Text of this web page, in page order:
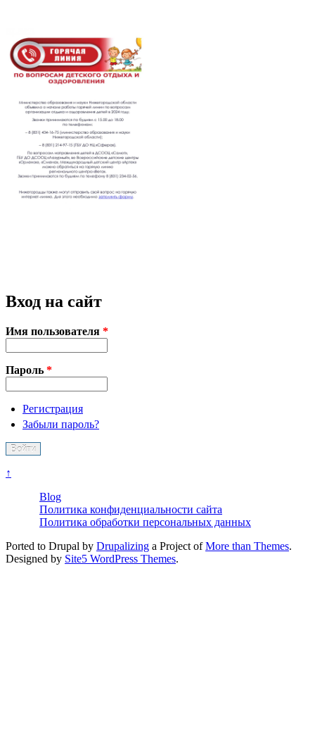
Вход на сайт
Имя пользователя *
Пароль *
Регистрация
Забыли пароль?
↑
Blog
Политика конфиденциальности сайта
Политика обработки персональных данных
Ported to Drupal by Drupalizing a Project ofMore than Themes.
Designed by Site5 WordPress Themes.